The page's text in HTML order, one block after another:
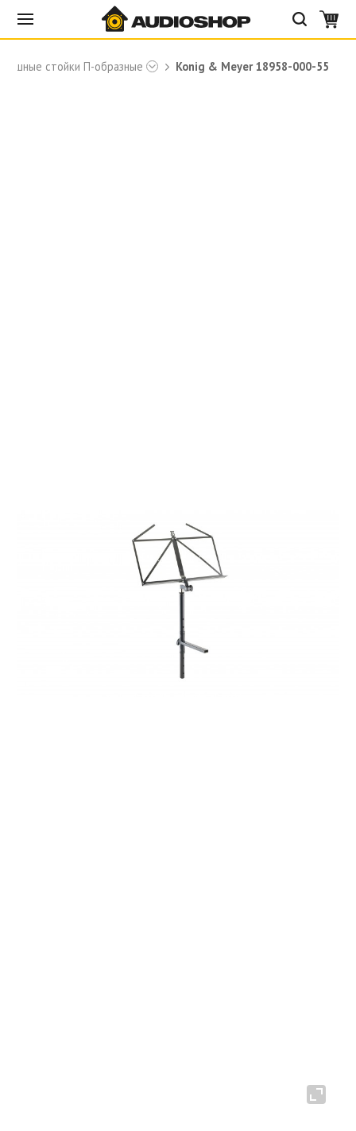
стойки П-образные Konig & Meyer 18958-000-55